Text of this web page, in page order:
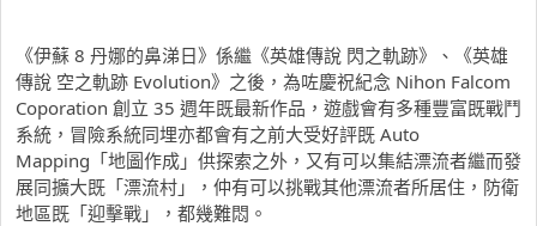
《伊蘇 8 丹娜的鼻涕日》係繼《英雄傳說 閃之軌跡》、《英雄
傳說 空之軌跡 Evolution》之後，為咗慶祝紀念 Nihon Falcom
Coporation 創立 35 週年既最新作品，遊戲會有多種豐富既戰鬥
系統，冒險系統同埋亦都會有之前大受好評既 Auto
Mapping「地圖作成」供探索之外，又有可以集結漂流者繼而發
展同擴大既「漂流村」，仲有可以挑戰其他漂流者所居住，防衛
地區既「迎擊戰」，都幾難悶。